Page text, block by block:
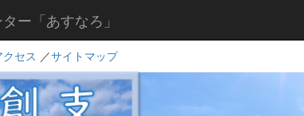
ー「あすなろ」
クセス ／サイトマップ